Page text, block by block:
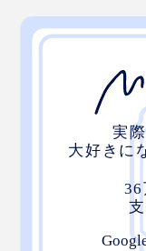
う。疲れた夜も